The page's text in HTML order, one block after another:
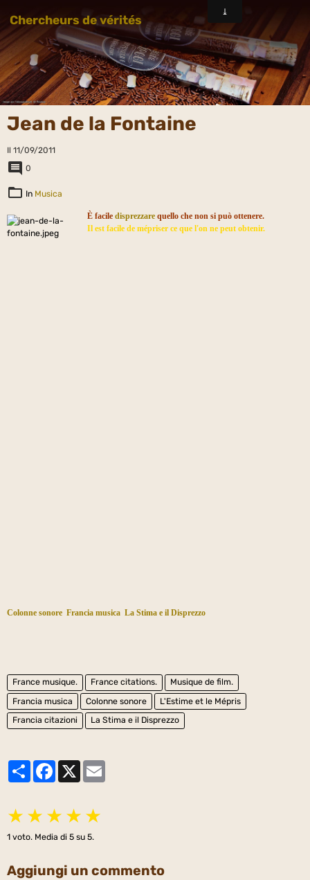
Chercheurs de vérités
Jean de la Fontaine
Il 11/09/2011
0
In Musica
È facile disprezzare quello che non si può ottenere.
Il est facile de mépriser ce que l'on ne peut obtenir.
Colonne sonore Francia musica La Stima e il Disprezzo
France musique. France citations.
Musique de film.
Francia musica
Colonne sonore
L'Estime et le Mépris
Francia citazioni
La Stima e il Disprezzo
PartagerFacebook
★ ★ ★ ★ ★
1 voto. Media di 5 su 5.
Aggiungi un commento